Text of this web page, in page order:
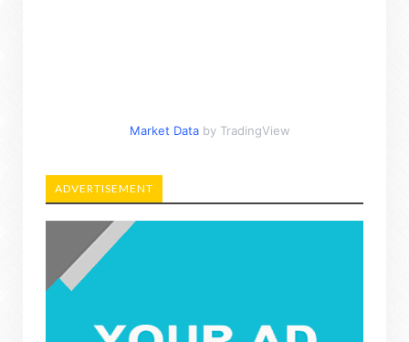
Market Data by TradingView
ADVERTISEMENT